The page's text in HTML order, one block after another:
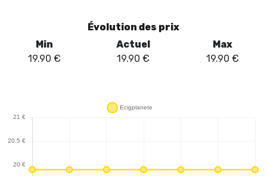
Évolution des prix
Min
19.90 €
Actuel
19.90 €
Max
19.90 €